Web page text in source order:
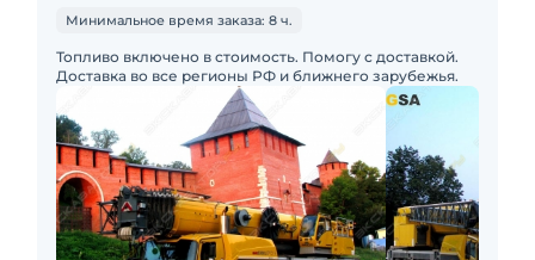
Минимальное время заказа: 8 ч.
Топливо включено в стоимость. Помогу с доставкой.
Доставка во все регионы РФ и ближнего зарубежья.